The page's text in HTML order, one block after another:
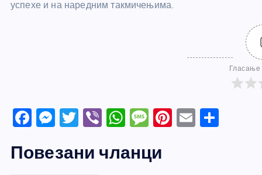
успехе и на наредним такмичењима.
Гласање
F
c
M
ss
T
itt
Vi
er
W
at
M
ss
Pi E
Повезани чланци